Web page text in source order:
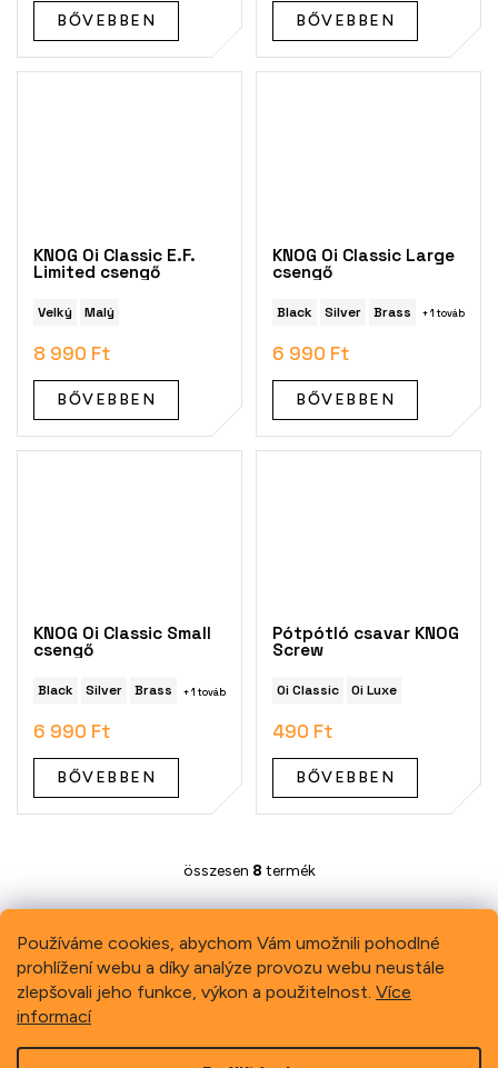
Používáme cookies, abychom Vám umožnili pohodlné
prohlížení webu a díky analýze provozu webu neustále
zlepšovali jeho funkce, výkon a použitelnost. Více
informací
BŐVEBBEN BŐVEBBEN
KNOG Oi Classic E.F.
Limited csengő
Velký Malý
8 990 Ft
BŐVEBBEN
KNOG Oi Classic Large
csengő
Black Silver Brass + 1 további
6 990 Ft
BŐVEBBEN
KNOG Oi Classic Small
csengő
Black Silver Brass + 1 további
6 990 Ft
BŐVEBBEN
Pótpótló csavar KNOG
Screw
Oi Classic Oi Luxe
490 Ft
BŐVEBBEN
L
i
t
a
r
n
összesen 8 termék
Previous